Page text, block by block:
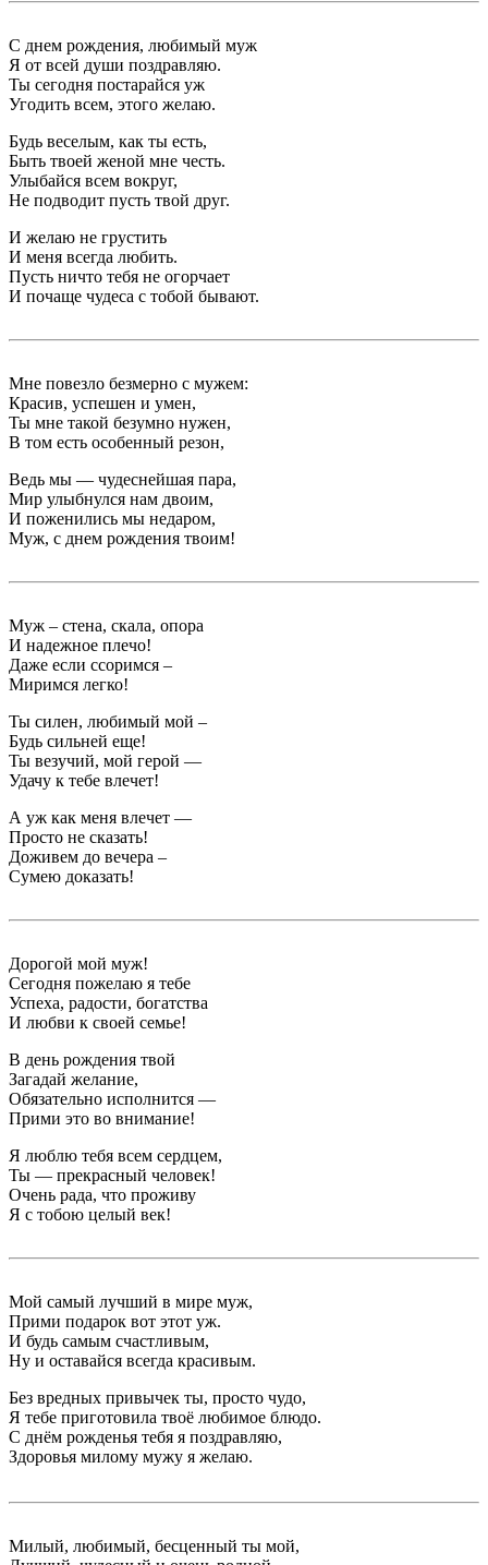
С днем рождения, любимый муж
Я от всей души поздравляю.
Ты сегодня постарайся уж
Угодить всем, этого желаю.
Будь веселым, как ты есть,
Быть твоей женой мне честь.
Улыбайся всем вокруг,
Не подводит пусть твой друг.
И желаю не грустить
И меня всегда любить.
Пусть ничто тебя не огорчает
И почаще чудеса с тобой бывают.
Мне повезло безмерно с мужем:
Красив, успешен и умен,
Ты мне такой безумно нужен,
В том есть особенный резон,
Ведь мы — чудеснейшая пара,
Мир улыбнулся нам двоим,
И поженились мы недаром,
Муж, с днем рождения твоим!
Муж – стена, скала, опора
И надежное плечо!
Даже если ссоримся –
Миримся легко!
Ты силен, любимый мой –
Будь сильней еще!
Ты везучий, мой герой —
Удачу к тебе влечет!
А уж как меня влечет —
Просто не сказать!
Доживем до вечера –
Сумею доказать!
Дорогой мой муж!
Сегодня пожелаю я тебе
Успеха, радости, богатства
И любви к своей семье!
В день рождения твой
Загадай желание,
Обязательно исполнится —
Прими это во внимание!
Я люблю тебя всем сердцем,
Ты — прекрасный человек!
Очень рада, что проживу
Я с тобою целый век!
Мой самый лучший в мире муж,
Прими подарок вот этот уж.
И будь самым счастливым,
Ну и оставайся всегда красивым.
Без вредных привычек ты, просто чудо,
Я тебе приготовила твоё любимое блюдо.
С днём рожденья тебя я поздравляю,
Здоровья милому мужу я желаю.
Милый, любимый, бесценный ты мой,